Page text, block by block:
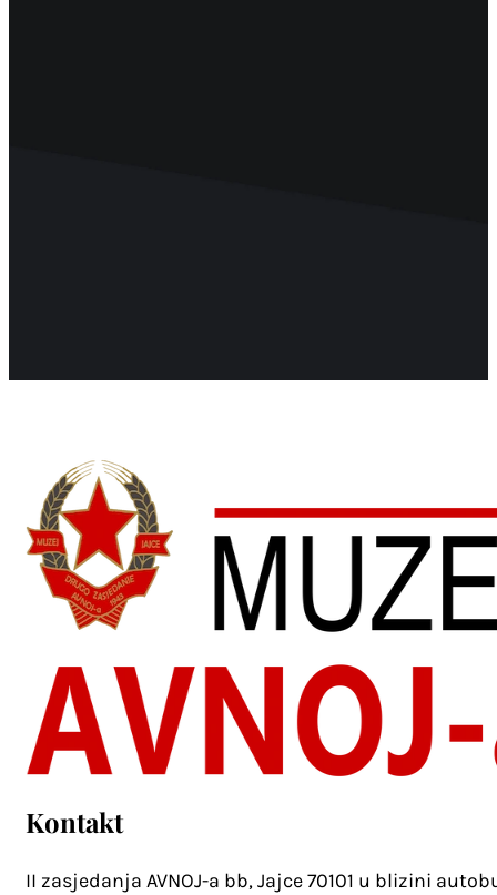
Kontakt
II zasjedanja AVNOJ-a bb, Jajce 70101 u blizini